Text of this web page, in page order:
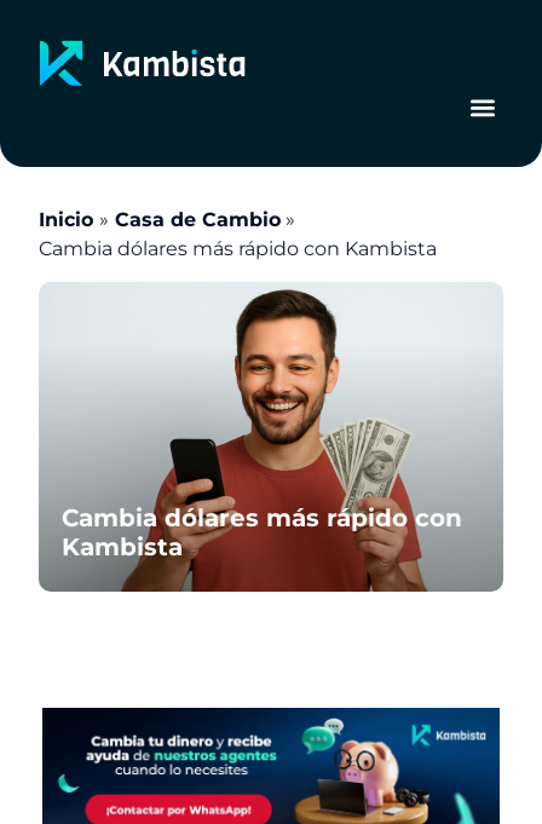
contenido
Inicio
Casa de Cambio
Cambia dólares más rápido con Kambista
Cambia dólares más rápido con
Kambista